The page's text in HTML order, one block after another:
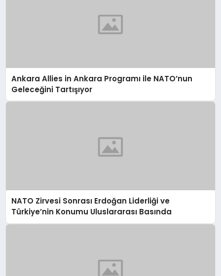
Ankara Allies in Ankara Programı ile NATO’nun
Geleceğini Tartışıyor
NATO Zirvesi Sonrası Erdoğan Liderliği ve
Türkiye’nin Konumu Uluslararası Basında